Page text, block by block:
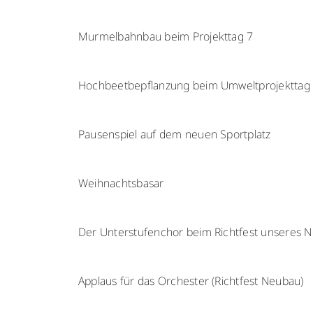
Murmelbahnbau beim Projekttag 7
Hochbeetbepflanzung beim Umweltprojekttag
Pausenspiel auf dem neuen Sportplatz
Weihnachtsbasar
Der Unterstufenchor beim Richtfest unseres
Applaus für das Orchester (Richtfest Neubau)